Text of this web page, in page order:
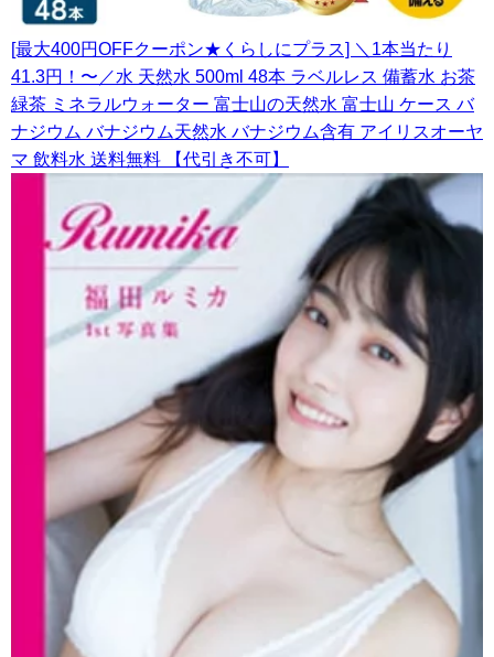
[最大400円OFFクーポン★くらしにプラス] ＼1本当たり
41.3円！〜／水 天然水 500ml 48本 ラベルレス 備蓄水 お茶
緑茶 ミネラルウォーター 富士山の天然水 富士山 ケース バ
ナジウム バナジウム天然水 バナジウム含有 アイリスオーヤ
マ 飲料水 送料無料 【代引き不可】